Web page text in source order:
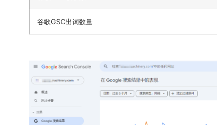
谷歌GSC出词数量